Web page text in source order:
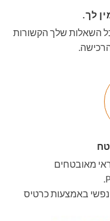
לך.
השאלות שלך הקשורות
מאובטחים
באמצעות כרטיס